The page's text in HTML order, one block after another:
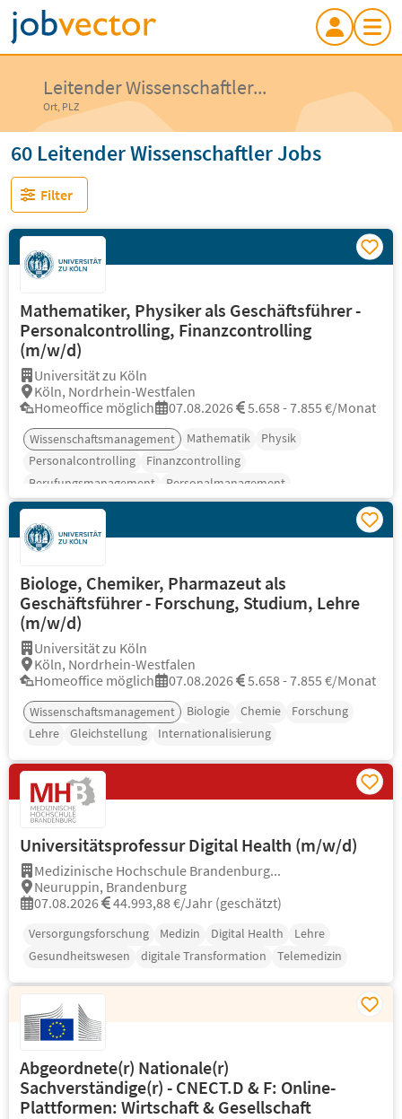
Leitender Wissenschaftler...
Ort, PLZ
60 Leitender Wissenschaftler Jobs
Filter
Mathematiker, Physiker als Geschäftsführer -
Personalcontrolling, Finanzcontrolling
(m/w/d)
Universität zu Köln
Köln, Nordrhein-Westfalen
Homeoffice möglich
07.08.2026 5.658 - 7.855 €/Monat
Wissenschaftsmanagement Mathematik
Physik
Personalcontrolling
Finanzcontrolling
Berufungsmanagement
Personalmanagement
Biologe, Chemiker, Pharmazeut als
Geschäftsführer - Forschung, Studium, Lehre
(m/w/d)
Universität zu Köln
Köln, Nordrhein-Westfalen
Homeoffice möglich
07.08.2026 5.658 - 7.855 €/Monat
Wissenschaftsmanagement Biologie Chemie
Forschung
Lehre
Gleichstellung Internationalisierung
Universitätsprofessur Digital Health (m/w/d)
Medizinische Hochschule Brandenburg...
Neuruppin, Brandenburg
07.08.2026
44.993,88 €/Jahr (geschätzt)
Versorgungsforschung Medizin Digital Health
Lehre
Gesundheitswesen
digitale Transformation Telemedizin
Abgeordnete(r) Nationale(r)
Sachverständige(r) - CNECT.D & F: Online-
Plattformen: Wirtschaft & Gesellschaft